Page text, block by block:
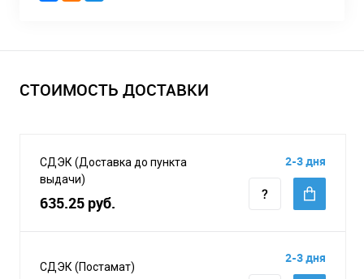
СТОИМОСТЬ ДОСТАВКИ
СДЭК (Доставка до пункта
выдачи)
635.25 руб.
2-3 дня
СДЭК (Постамат)
2-3 дня